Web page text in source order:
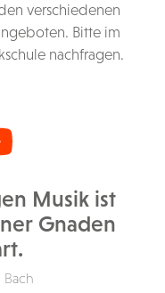
verschiedenen
Bitte im
nachfragen.
Musik ist
Gnaden
Bach